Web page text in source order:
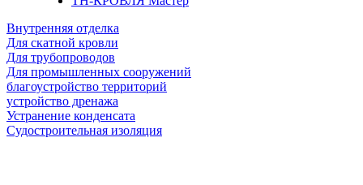
Внутренняя отделка
Для скатной кровли
Для трубопроводов
Для промышленных сооружений
благоустройство территорий
устройство дренажа
Устранение конденсата
Судостроительная изоляция